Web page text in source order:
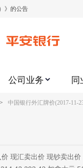
》的公告
知
公司业务
> 中国银行外汇牌价(2017-11-
现汇卖出价 现钞卖出